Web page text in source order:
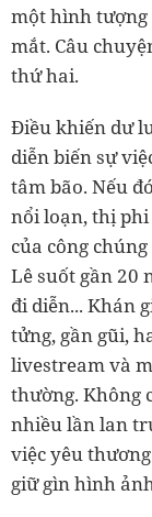
một hình tượng
mắt. Câu
thứ hai.
Điều khiến dư
diễn biến sự
tâm bão. Nếu
nổi loạn, thị phi
của công
Lê suốt gần 20
đi diễn... Khán
tửng, gần gũi,
livestream và
thường. Không
nhiều lần lan
việc yêu
giữ gìn hình